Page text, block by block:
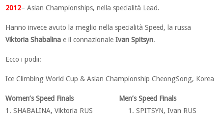
2012– Asian Championships, nella specialità Lead.
Hanno invece avuto la meglio nella specialità Speed, la russa
Viktoria Shabalina e il connazionaleIvan Spitsyn.
Ecco i podii:
Ice Climbing World Cup & Asian Championship CheongSong, Korea
Women’s Speed Finals Men’s Speed Finals
1. SHABALINA, Viktoria RUS 1. SPITSYN, Ivan RUS